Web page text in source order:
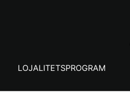
LOJALITETSPROGRAM